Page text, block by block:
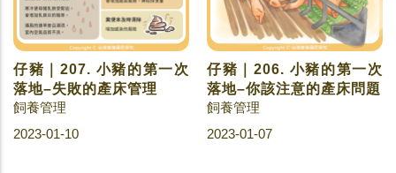
仔豬｜207. 小豬的第一次
落地–失敗的產床管理
飼養管理
2023-01-10
仔豬｜206. 小豬的第一次
落地–你該注意的產床問題
飼養管理
2023-01-07